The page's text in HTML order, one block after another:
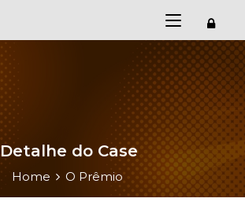
Detalhe do Case
Home O Prêmio